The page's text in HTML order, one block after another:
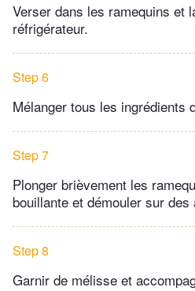
Verser dans les ramequins et
réfrigérateur.
Step 6
Mélanger tous les ingrédients
Step 7
Plonger brièvement les
bouillante et démouler sur
Step 8
Garnir de mélisse et